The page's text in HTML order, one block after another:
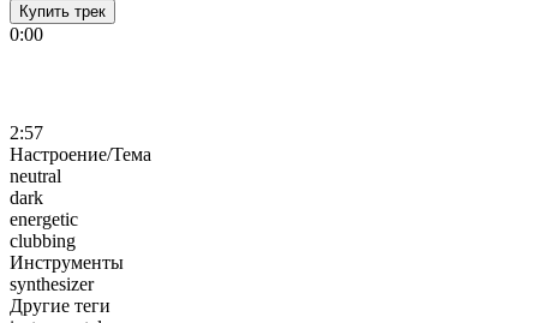
Купить трек
0:00
2:57
Настроение/Тема
neutral
dark
energetic
clubbing
Инструменты
synthesizer
Другие теги